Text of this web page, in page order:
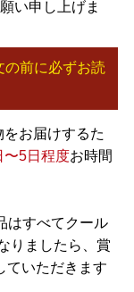
い申し上げま
前に必ずお読
お届けするた
〜5日程度お時間
はすべてクール
りましたら、賞
ていただきます